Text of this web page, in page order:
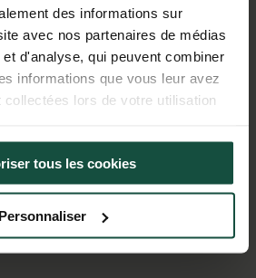
des informations sur
avec nos partenaires de médias
d'analyse, qui peuvent combiner
informations que vous leur avez
lors de votre utilisation
d'analyse, de publicité, de
de la publicité
tous les cookies
Personnaliser